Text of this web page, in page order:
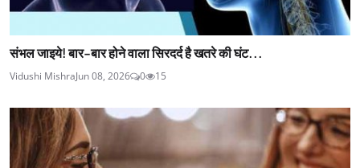
संभल जाइये! बार-बार होने वाला सिरदर्द है खतरे की घंट...
Vidushi MishraJun 08, 2026 0 15